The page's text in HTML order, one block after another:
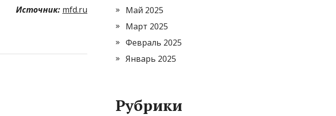
Источник: mfd.ru
Май 2025
Март 2025
Февраль 2025
Январь 2025
Рубрики